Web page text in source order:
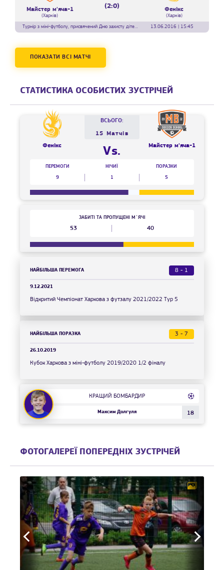
Майстер м'яча-1
(Харків)
(2:0) Фенікс
(Харків)
Турнір з міні-футболу, присвячений Дню захисту дітей, Ігровий день 33
13.06.2016 | 15:45
ПОКАЗАТИ ВСІ МАТЧІ
СТАТИСТИКА ОСОБИСТИХ ЗУСТРІЧЕЙ
Фенікс
ВСЬОГО:
15 Матчів
Vs. Майстер м'яча-1
ПЕРЕМОГИ
9
НІЧИЇ
1
ПОРАЗКИ
5
53
ЗАБИТІ ТА ПРОПУЩЕНІ М`ЯЧІ
40
НАЙБІЛЬША ПЕРЕМОГА 8 - 1
9.12.2021
Відкритий Чемпіонат Харкова з футзалу 2021/2022 Тур 5
НАЙБІЛЬША ПОРАЗКА 3 - 7
26.10.2019
Кубок Харкова з міні-футболу 2019/2020 1/2 фіналу
КРАЩИЙ БОМБАРДИР
Максим Долгуля 18
ФОТОГАЛЕРЕЇ ПОПЕРЕДНІХ ЗУСТРІЧЕЙ